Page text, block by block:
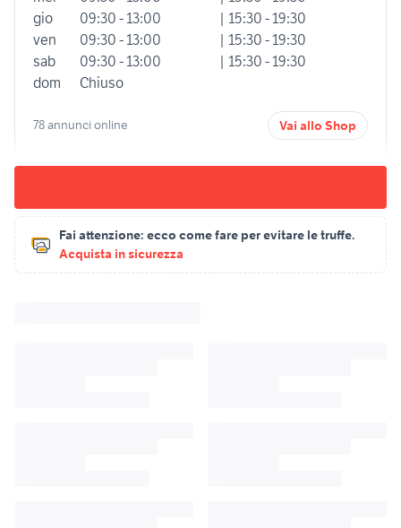
gio
09:30 - 13:00
| 15:30 - 19:30
ven
09:30 - 13:00
| 15:30 - 19:30
sab
09:30 - 13:00
| 15:30 - 19:30
dom
Chiuso
78 annunci online Vai allo Shop
Fai attenzione: ecco come fare per evitare le truffe.
Acquista in sicurezza